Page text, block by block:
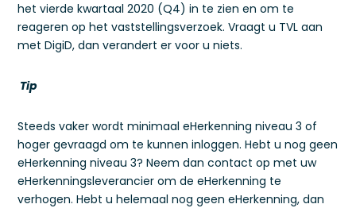
het vierde kwartaal 2020 (Q4) in te zien en om te
reageren op het vaststellingsverzoek. Vraagt u TVL aan
met DigiD, dan verandert er voor u niets.
Tip
Steeds vaker wordt minimaal eHerkenning niveau 3 of
hoger gevraagd om te kunnen inloggen. Hebt u nog geen
eHerkenning niveau 3? Neem dan contact op met uw
eHerkenningsleverancier om de eHerkenning te
verhogen. Hebt u helemaal nog geen eHerkenning, dan